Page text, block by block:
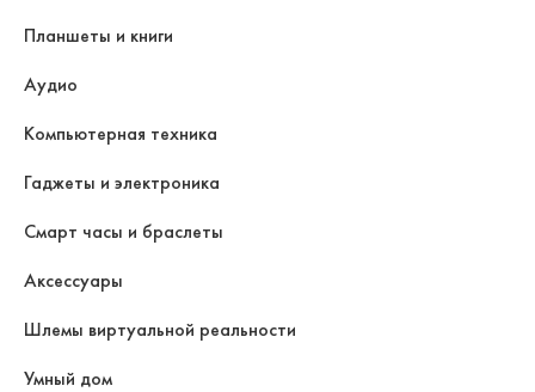
Планшеты и книги
Аудио
Компьютерная техника
Гаджеты и электроника
Смарт часы и браслеты
Аксессуары
Шлемы виртуальной реальности
Умный дом